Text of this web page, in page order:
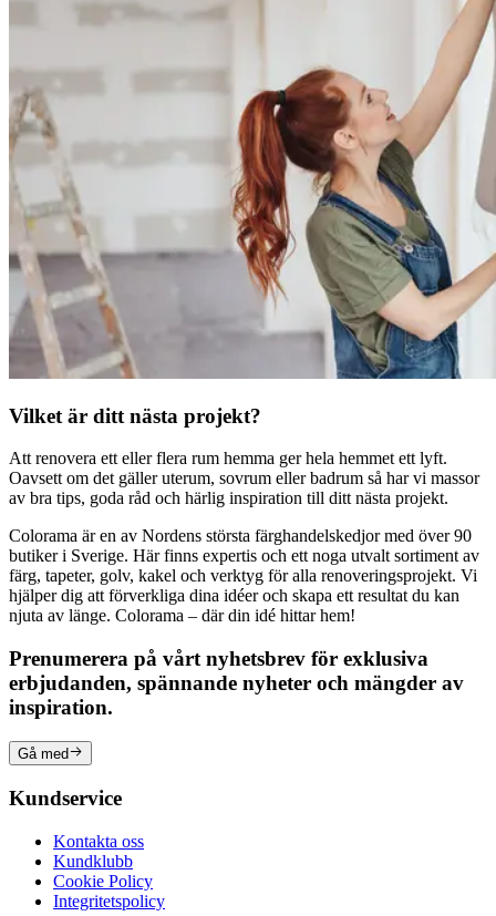
Vilket är ditt nästa projekt?
Att renovera ett eller flera rum hemma ger hela hemmet ett lyft.
Oavsett om det gäller uterum, sovrum eller badrum så har vi massor
av bra tips, goda råd och härlig inspiration till ditt nästa projekt.
Colorama är en av Nordens största färghandelskedjor med över 90
butiker i Sverige. Här finns expertis och ett noga utvalt sortiment av
färg, tapeter, golv, kakel och verktyg för alla renoveringsprojekt. Vi
hjälper dig att förverkliga dina idéer och skapa ett resultat du kan
njuta av länge. Colorama – där din idé hittar hem!
Prenumerera på vårt nyhetsbrev för exklusiva
erbjudanden, spännande nyheter och mängder av
inspiration.
Gå med
Kundservice
Kontakta oss
Kundklubb
Cookie Policy
Integritetspolicy